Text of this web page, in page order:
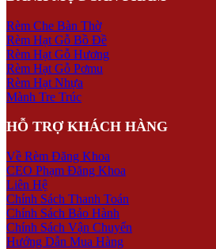
Rèm Che Bàn Thờ
Rèm Hạt Gỗ Bồ Đề
Rèm Hạt Gỗ Hương
Rèm Hạt Gỗ Pơmu
Rèm Hạt Nhựa
Mành Tre Trúc
HỖ TRỢ KHÁCH HÀNG
Về Rèm Đăng Khoa
CEO Phạm Đăng Khoa
Liên Hệ
Chính Sách Thanh Toán
Chính Sách Bảo Hành
Chính Sách Vận Chuyển
Hướng Dẫn Mua Hàng